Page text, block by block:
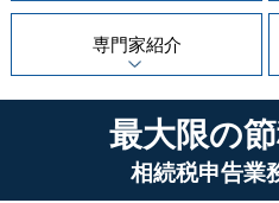
専門家紹介
最大限の
相続税申告業